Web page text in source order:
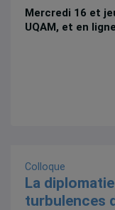
Mercredi 16 et
UQAM, et en ligne
Colloque
La
turbulences